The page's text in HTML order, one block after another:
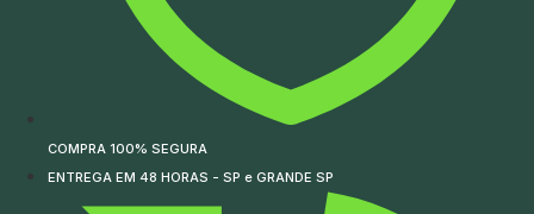
COMPRA 100% SEGURA
ENTREGA EM 48 HORAS - SP e GRANDE SP